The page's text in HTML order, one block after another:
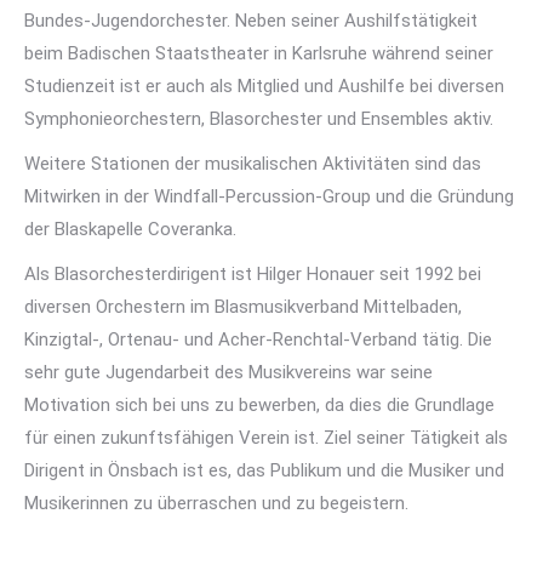
Bundes-Jugendorchester. Neben seiner Aushilfstätigkeit
beim Badischen Staatstheater in Karlsruhe während seiner
Studienzeit ist er auch als Mitglied und Aushilfe bei diversen
Symphonieorchestern, Blasorchester und Ensembles aktiv.
Weitere Stationen der musikalischen Aktivitäten sind das
Mitwirken in der Windfall-Percussion-Group und die Gründung
der Blaskapelle Coveranka.
Als Blasorchesterdirigent ist Hilger Honauer seit 1992 bei
diversen Orchestern im Blasmusikverband Mittelbaden,
Kinzigtal-, Ortenau- und Acher-Renchtal-Verband tätig. Die
sehr gute Jugendarbeit des Musikvereins war seine
Motivation sich bei uns zu bewerben, da dies die Grundlage
für einen zukunftsfähigen Verein ist. Ziel seiner Tätigkeit als
Dirigent in Önsbach ist es, das Publikum und die Musiker und
Musikerinnen zu überraschen und zu begeistern.